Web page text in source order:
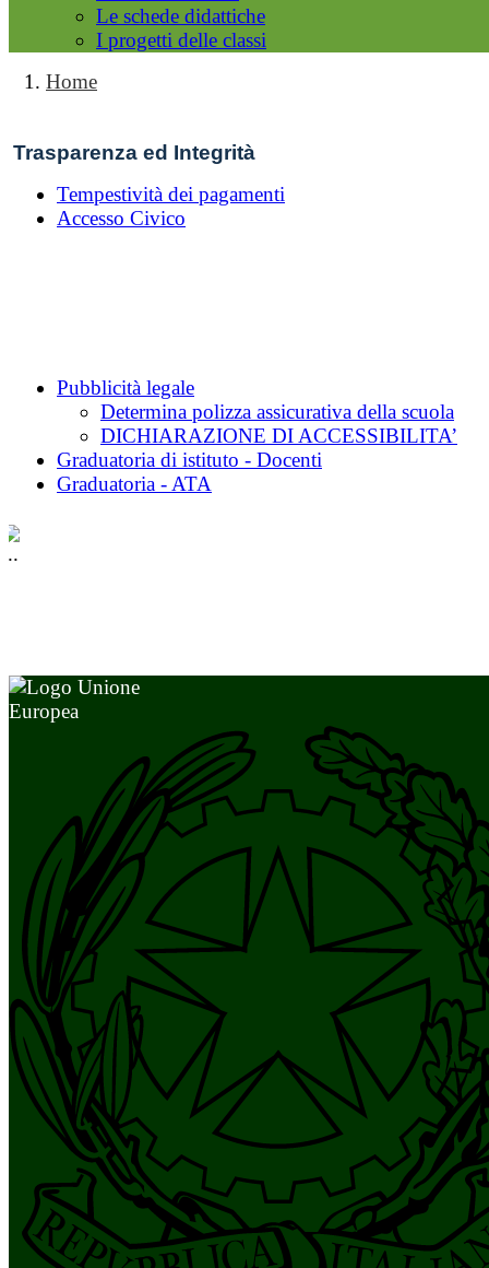
Le schede didattiche
I progetti delle classi
Home
Trasparenza ed Integrità
Tempestività dei pagamenti
Accesso Civico
Pubblicità legale
Determina polizza assicurativa della scuola
DICHIARAZIONE DI ACCESSIBILITA’
Graduatoria di istituto - Docenti
Graduatoria - ATA